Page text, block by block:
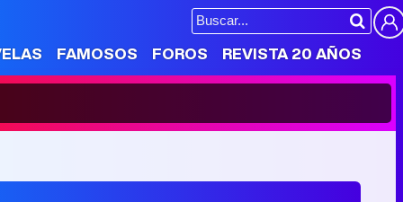
FAMOSOS FOROS REVISTA 20 AÑOS